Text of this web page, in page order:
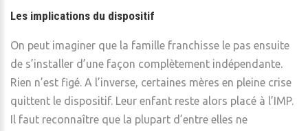
Les implications du dispositif
On peut imaginer que la famille franchisse le pas ensuite
de s’installer d’une façon complètement indépendante.
Rien n’est figé. A l’inverse, certaines mères en pleine crise
quittent le dispositif. Leur enfant reste alors placé à l’IMP.
Il faut reconnaître que la plupart d’entre elles ne